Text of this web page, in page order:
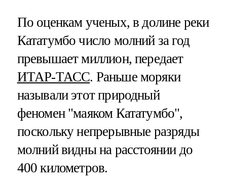
По оценкам ученых, в долине реки
Кататумбо число молний за год
превышает миллион, передает
ИТАР-ТАСС. Раньше моряки
называли этот природный
феномен "маяком Кататумбо",
поскольку непрерывные разряды
молний видны на расстоянии до
400 километров.